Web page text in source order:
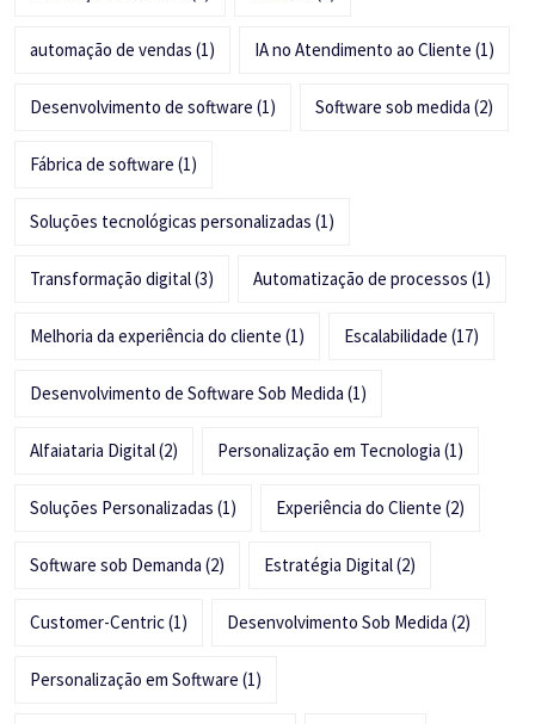
automação de vendas (1) IA no Atendimento ao Cliente (1)
Desenvolvimento de software (1) Software sob medida (2)
Fábrica de software (1)
Soluções tecnológicas personalizadas (1)
Transformação digital(3) Automatização de processos (1)
Melhoria da experiência do cliente (1) Escalabilidade (17)
Desenvolvimento de Software Sob Medida (1)
Alfaiataria Digital(2) Personalização em Tecnologia (1)
Soluções Personalizadas (1) Experiência do Cliente (2)
Software sob Demanda (2) Estratégia Digital(2)
Customer-Centric(1) Desenvolvimento Sob Medida (2)
Personalização em Software (1)